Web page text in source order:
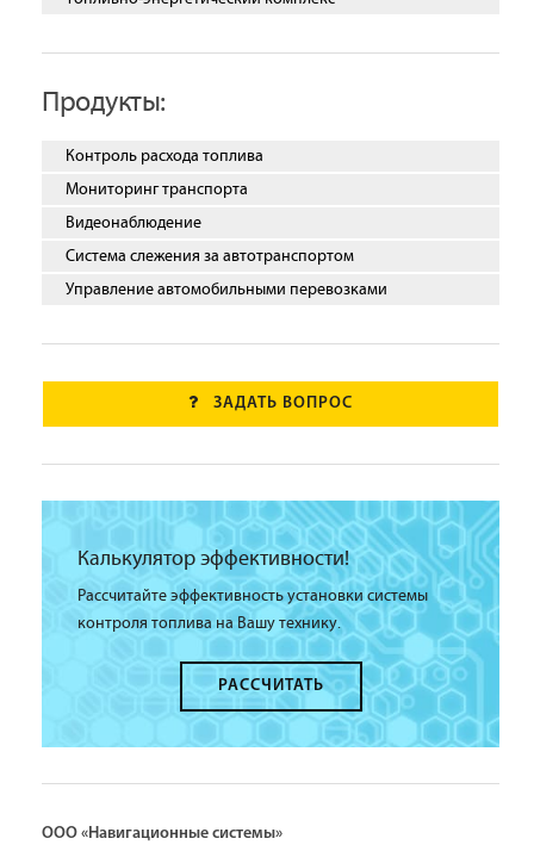
Продукты:
Контроль расхода топлива
Мониторинг транспорта
Видеонаблюдение
Система слежения за автотранспортом
Управление автомобильными перевозками
ЗАДАТЬ ВОПРОС
Калькулятор эффективности!
Рассчитайте эффективность установки системы
контроля топлива на Вашу технику.
РАССЧИТАТЬ
ООО «Навигационные системы»